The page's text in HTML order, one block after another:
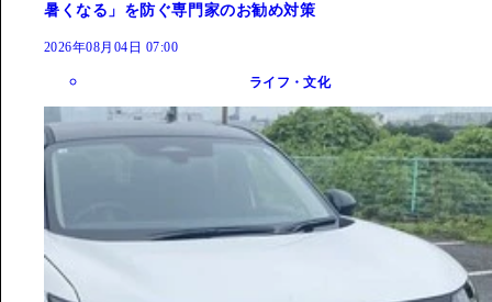
暑くなる」を防ぐ専門家のお勧め対策
2026年08月04日 07:00
ライフ・文化